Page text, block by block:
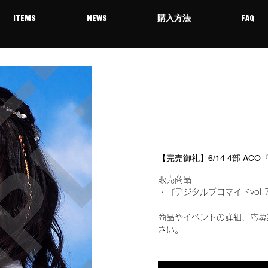
ITEMS NEWS 購入方法 FAQ
【完売御礼】6/14 4部 ACO
販売商品
・『デジタルブロマイド
商品やイベントの詳細、応
さい。